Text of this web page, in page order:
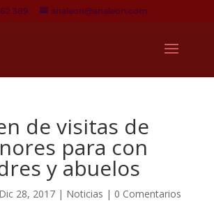
389 analeon@analeon.com
de visitas de
para con
y abuelos
Dic 28, 2017| Noticias | 0 Comentarios